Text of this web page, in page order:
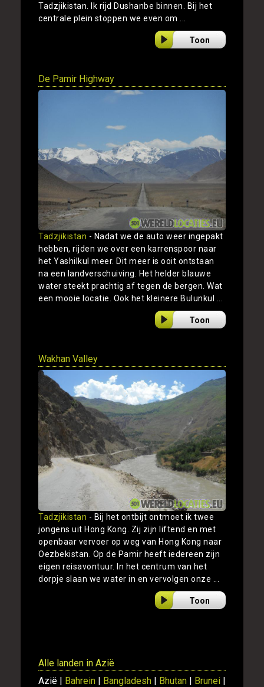
Tadzjikistan. Ik rijd Dushanbe binnen. Bij het
centrale plein stoppen we even om ...
Toon
De Pamir Highway
Tadzjikistan - Nadat we de auto weer ingepakt
hebben, rijden we over een karrenspoor naar
het Yashilkul meer. Dit meer is ooit ontstaan
na een landverschuiving. Het helder blauwe
water steekt prachtig af tegen de bergen. Wat
een mooie locatie. Ook het kleinere Bulunkul ...
Toon
Wakhan Valley
Tadzjikistan - Bij het ontbijt ontmoet ik twee
jongens uit Hong Kong. Zij zijn liftend en met
openbaar vervoer op weg van Hong Kong naar
Oezbekistan. Op de Pamir heeft iedereen zijn
eigen reisavontuur. In het centrum van het
dorpje slaan we water in en vervolgen onze ...
Toon
Alle landen in Azië
Azië | Bahrein | Bangladesh | Bhutan | Brunei |